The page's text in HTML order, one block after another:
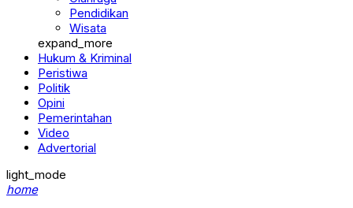
Pendidikan
Wisata
expand_more
Hukum & Kriminal
Peristiwa
Politik
Opini
Pemerintahan
Video
Advertorial
light_mode
home